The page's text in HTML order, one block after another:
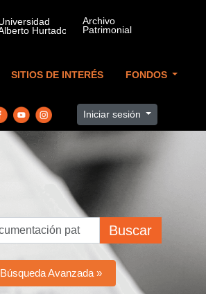
SITIOS DE INTERÉS FONDOS
Iniciar sesión
Buscar
Búsqueda Avanzada »